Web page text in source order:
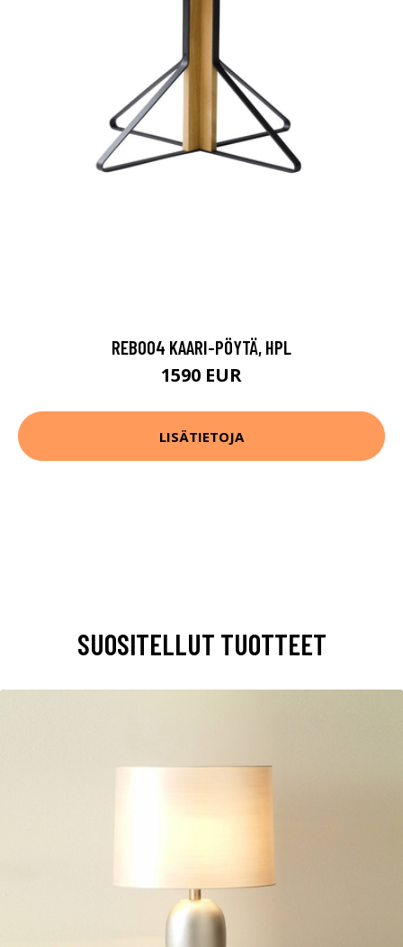
REB004 KAARI-PÖYTÄ, HPL
1590 EUR
LISÄTIETOJA
SUOSITELLUT TUOTTEET